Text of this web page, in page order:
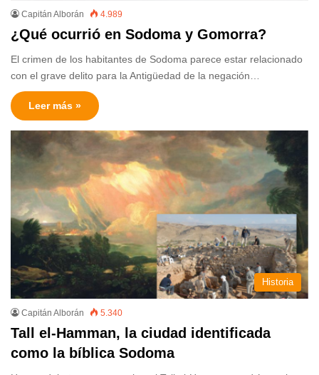
Capitán Alborán 4.989
¿Qué ocurrió en Sodoma y Gomorra?
El crimen de los habitantes de Sodoma parece estar relacionado
con el grave delito para la Antigüedad de la negación…
Leer más »
Historia
Capitán Alborán 5.340
Tall el-Hamman, la ciudad identificada
como la bíblica Sodoma